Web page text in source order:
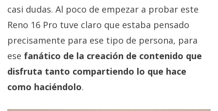
casi dudas. Al poco de empezar a probar este
Reno 16 Pro tuve claro que estaba pensado
precisamente para ese tipo de persona, para
ese fanático de la creación de contenido que
disfruta tanto compartiendo lo que hace
como haciéndolo.